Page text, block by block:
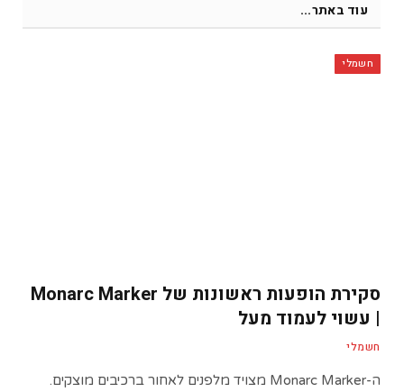
עוד באתר...
חשמלי
סקירת הופעות ראשונות של Monarc Marker
| עשוי לעמוד מעל
חשמלי
ה-Monarc Marker מצויד מלפנים לאחור ברכיבים מוצקים.